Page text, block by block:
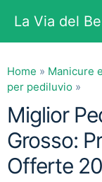
contenuto
La Via del
Home » Manicure
per pediluvio »
Miglior
Grosso:
Offerte